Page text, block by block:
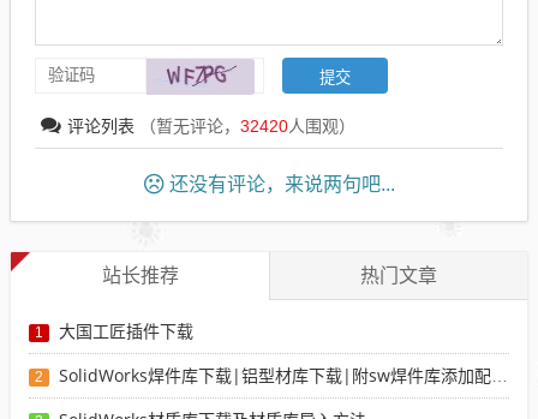
评论列表 （暂无评论， 32420人围观）
还没有评论，来说两句吧...
站长推荐 热门文章
1 大国工匠插件下载
2 SolidWorks焊件库下载|铝型材库下载|附sw焊件库添加配置使用教程